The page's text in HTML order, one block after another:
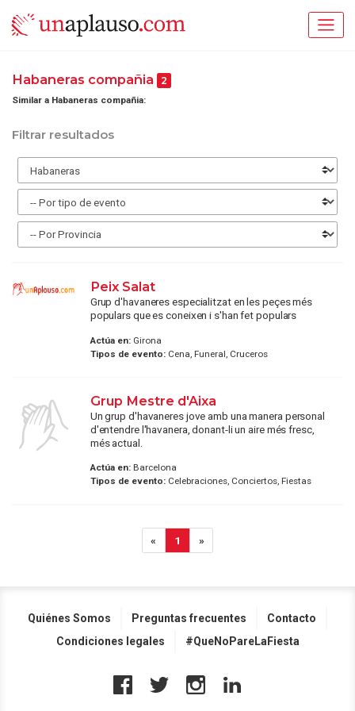
Habaneras compañia 2
Similar a Habaneras compañia:
Filtrar resultados
Peix Salat
Grup d'havaneres especialitzat en les peçes més
populars que es coneixen i s'han fet populars
Actúa en:Girona
Tipos de evento:Cena, Funeral, Cruceros
Grup Mestre d'Aixa
Un grup d'havaneres jove amb una manera personal
d'entendre l'havanera, donant-li un aire més fresc,
més actual.
Actúa en:Barcelona
Tipos de evento:Celebraciones, Conciertos, Fiestas
« 1 »
Quiénes Somos Preguntas frecuentes
Contacto
Condiciones legales
#QueNoPareLaFiesta